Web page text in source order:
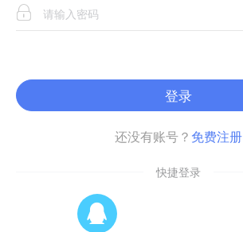
登录
还没有账号？ 免费注册
快捷登录